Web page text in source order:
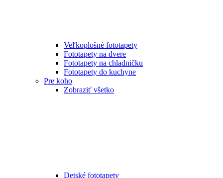
Veľkoplošné fototapety
Fototapety na dvere
Fototapety na chladničku
Fototapety do kuchyne
Pre koho
Zobraziť všetko
Detské fototapety